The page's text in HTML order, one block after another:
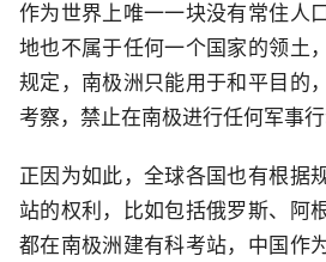
作为世界上唯一一块没有常住人
地也不属于任何一个国家的领土
规定，南极洲只能用于和平目的
考察，禁止在南极进行任何军事行
正因为如此，全球各国也有根据
站的权利，比如包括俄罗斯、阿
都在南极洲建有科考站，中国作